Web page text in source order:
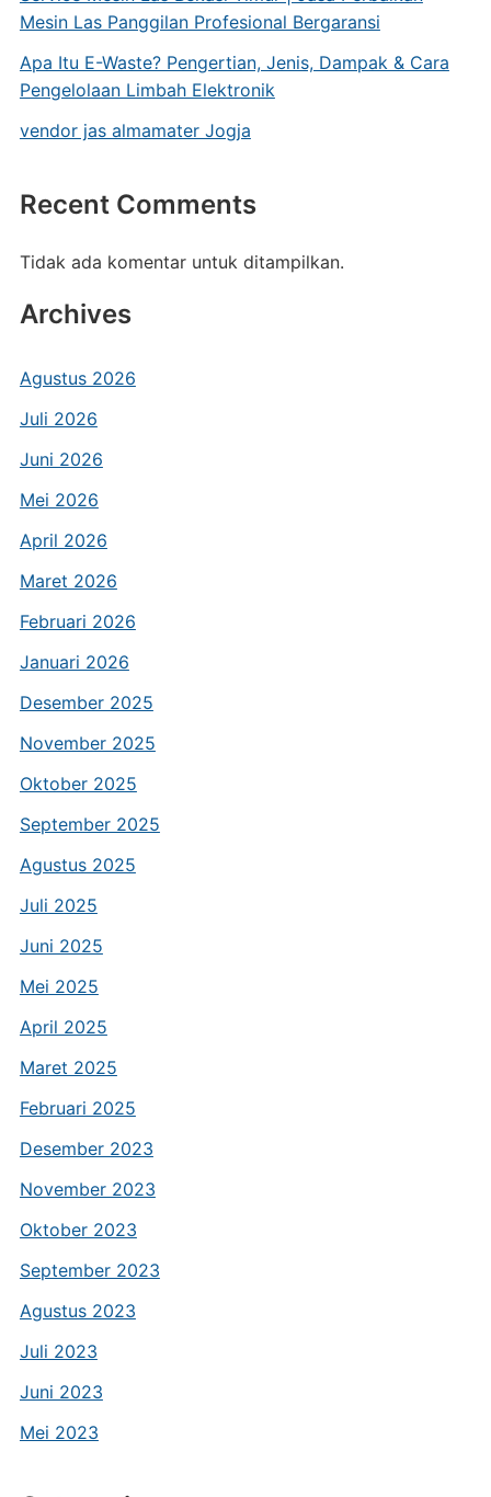
Mesin Las Panggilan Profesional Bergaransi
Apa Itu E-Waste? Pengertian, Jenis, Dampak & Cara
Pengelolaan Limbah Elektronik
vendor jas almamater Jogja
Recent Comments
Tidak ada komentar untuk ditampilkan.
Archives
Agustus 2026
Juli 2026
Juni 2026
Mei 2026
April 2026
Maret 2026
Februari 2026
Januari 2026
Desember 2025
November 2025
Oktober 2025
September 2025
Agustus 2025
Juli 2025
Juni 2025
Mei 2025
April 2025
Maret 2025
Februari 2025
Desember 2023
November 2023
Oktober 2023
September 2023
Agustus 2023
Juli 2023
Juni 2023
Mei 2023